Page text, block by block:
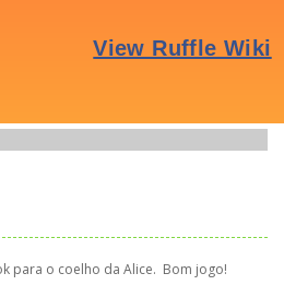
para o coelho da Alice. Bom jogo!